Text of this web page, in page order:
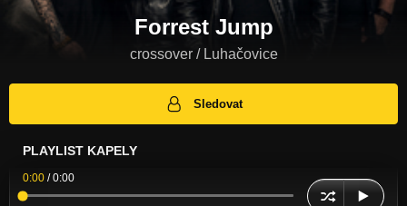
Forrest Jump
crossover / Luhačovice
Sledovat
PLAYLIST KAPELY
0:00 /0:00